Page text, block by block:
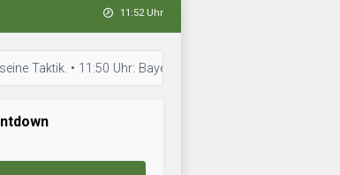
11:52 Uhr
• 11:50 Uhr: Bayern Landshut bereitet sich auf das